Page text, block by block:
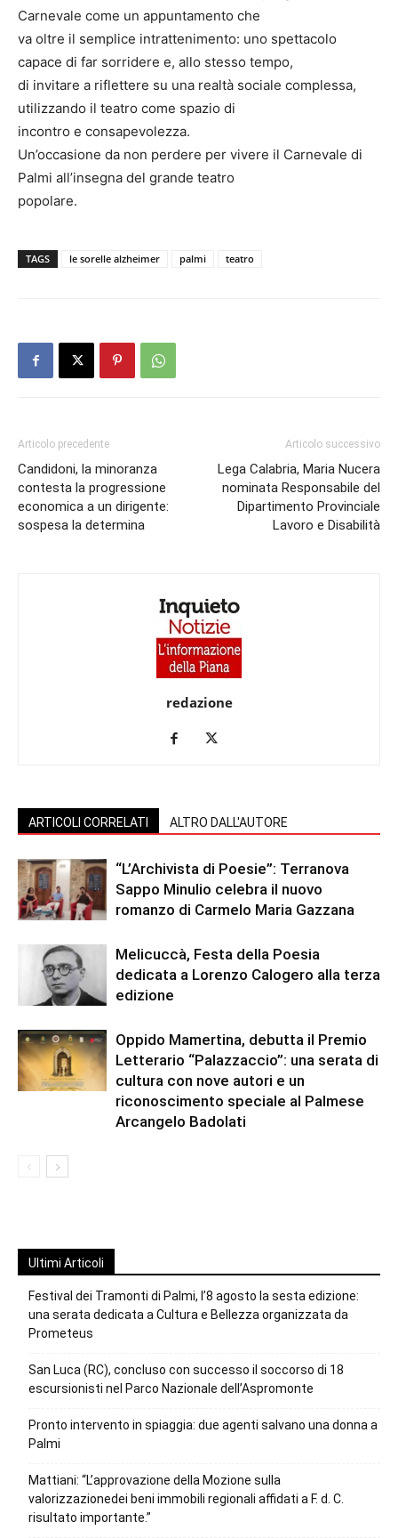
Carnevale come un appuntamento che
va oltre il semplice intrattenimento: uno spettacolo
capace di far sorridere e, allo stesso tempo,
di invitare a riflettere su una realtà sociale complessa,
utilizzando il teatro come spazio di
incontro e consapevolezza.
Un’occasione da non perdere per vivere il Carnevale di
Palmi all’insegna del grande teatro
popolare.
TAGS le sorelle alzheimer palmi teatro
Articolo precedente
Candidoni, la minoranza
contesta la progressione
economica a un dirigente:
sospesa la determina
Articolo successivo
Lega Calabria, Maria Nucera
nominata Responsabile del
Dipartimento Provinciale
Lavoro e Disabilità
redazione
ARTICOLI CORRELATI ALTRO DALL'AUTORE
“L’Archivista di Poesie”: Terranova
Sappo Minulio celebra il nuovo
romanzo di Carmelo Maria Gazzana
Melicuccà, Festa della Poesia
dedicata a Lorenzo Calogero alla terza
edizione
Oppido Mamertina, debutta il Premio
Letterario “Palazzaccio”: una serata di
cultura con nove autori e un
riconoscimento speciale al Palmese
Arcangelo Badolati
Ultimi Articoli
Festival dei Tramonti di Palmi, l’8 agosto la sesta edizione:
una serata dedicata a Cultura e Bellezza organizzata da
Prometeus
San Luca (RC), concluso con successo il soccorso di 18
escursionisti nel Parco Nazionale dell’Aspromonte
Pronto intervento in spiaggia: due agenti salvano una donna a
Palmi
Mattiani: “L’approvazione della Mozione sulla
valorizzazionedei beni immobili regionali affidati a F. d. C.
risultato importante.”